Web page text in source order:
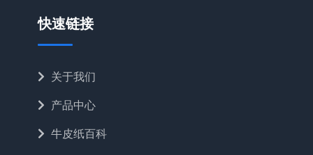
快速链接
关于我们
产品中心
牛皮纸百科